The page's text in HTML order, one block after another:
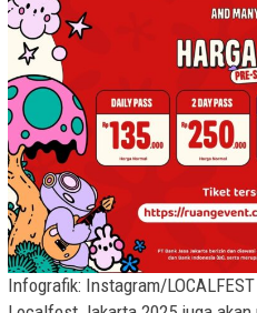
Infografik: Instagram/LOCALFEST